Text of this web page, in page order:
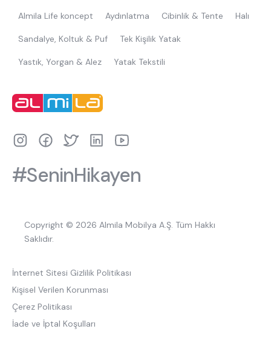
Almila Life koncept Aydınlatma Cibinlik & Tente Halı
Sandalye, Koltuk & Puf Tek Kişilik Yatak
Yastık, Yorgan & Alez Yatak Tekstili
#SeninHikayen
Copyright © 2026 Almila Mobilya A.Ş. Tüm Hakkı
Saklıdır.
İnternet Sitesi Gizlilik Politikası
Kişisel Verilen Korunması
Çerez Politikası
İade ve İptal Koşulları